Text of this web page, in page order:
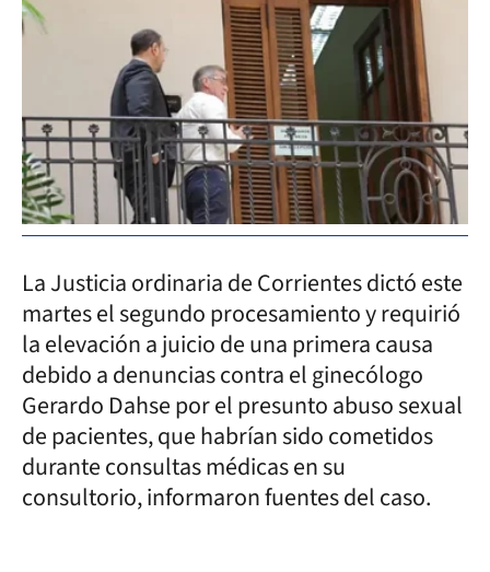
La Justicia ordinaria de Corrientes dictó este
martes el segundo procesamiento y requirió
la elevación a juicio de una primera causa
debido a denuncias contra el ginecólogo
Gerardo Dahse por el presunto abuso sexual
de pacientes, que habrían sido cometidos
durante consultas médicas en su
consultorio, informaron fuentes del caso.